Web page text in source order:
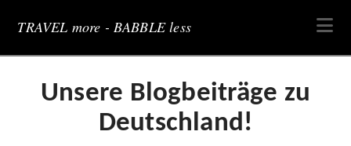
TRAVEL more - BABBLE less
Unsere Blogbeiträge zu
Deutschland!